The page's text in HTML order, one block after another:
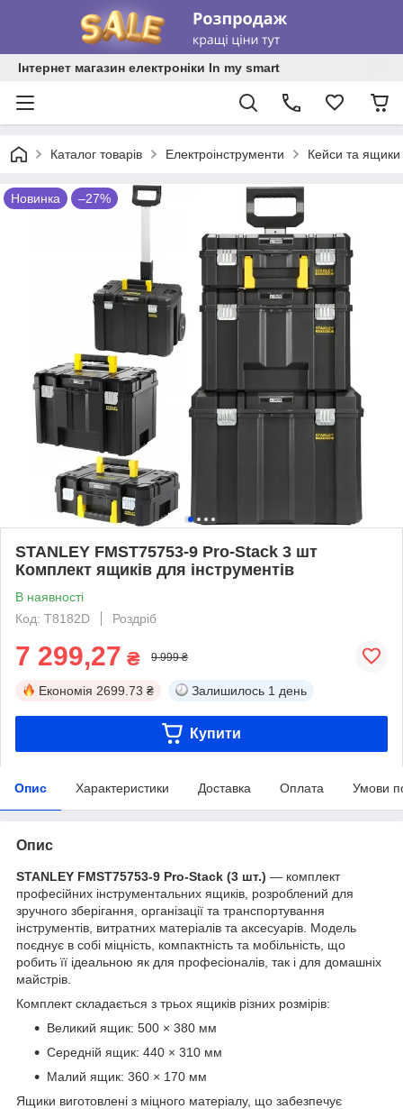
Інтернет магазин електроніки In my smart
Каталог товарів Електроінструменти Кейси та ящики
Новинка –27%
STANLEY FMST75753-9 Pro-Stack 3 шт
Комплект ящиків для інструментів
В наявності
Код: T8182D
Роздріб
7 299,27 ₴ 9 999 ₴
Економія 2699.73 ₴ Залишилось 1 день
Купити
Опис Характеристики Доставка Оплата Умови
Опис
STANLEY FMST75753-9 Pro-Stack (3 шт.) — комплект
професійних інструментальних ящиків, розроблений для
зручного зберігання, організації та транспортування
інструментів, витратних матеріалів та аксесуарів. Модель
поєднує в собі міцність, компактність та мобільність, що
робить її ідеальною як для професіоналів, так і для домашніх
майстрів.
Комплект складається з трьох ящиків різних розмірів:
Великий ящик: 500 × 380 мм
Середній ящик: 440 × 310 мм
Малий ящик: 360 × 170 мм
Ящики виготовлені з міцного матеріалу, що забезпечує